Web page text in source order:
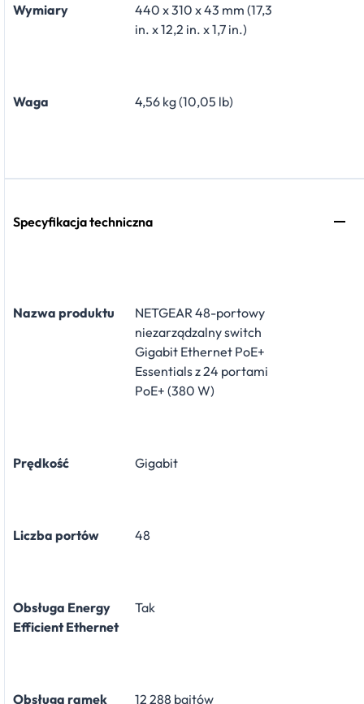
Wymiary
440 x 310 x 43 mm (17,3
in. x 12,2 in. x 1,7 in.)
Waga 4,56 kg (10,05 lb)
Specyfikacja techniczna
Nazwa produktu
NETGEAR 48-portowy
niezarządzalny switch
Gigabit Ethernet PoE+
Essentials z 24 portami
PoE+ (380 W)
Prędkość Gigabit
Liczba portów 48
Obsługa Energy
Efficient Ethernet
Tak
Obsługa ramek 12 288 bajtów